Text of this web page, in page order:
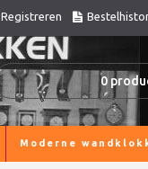
Registreren
0
Moderne